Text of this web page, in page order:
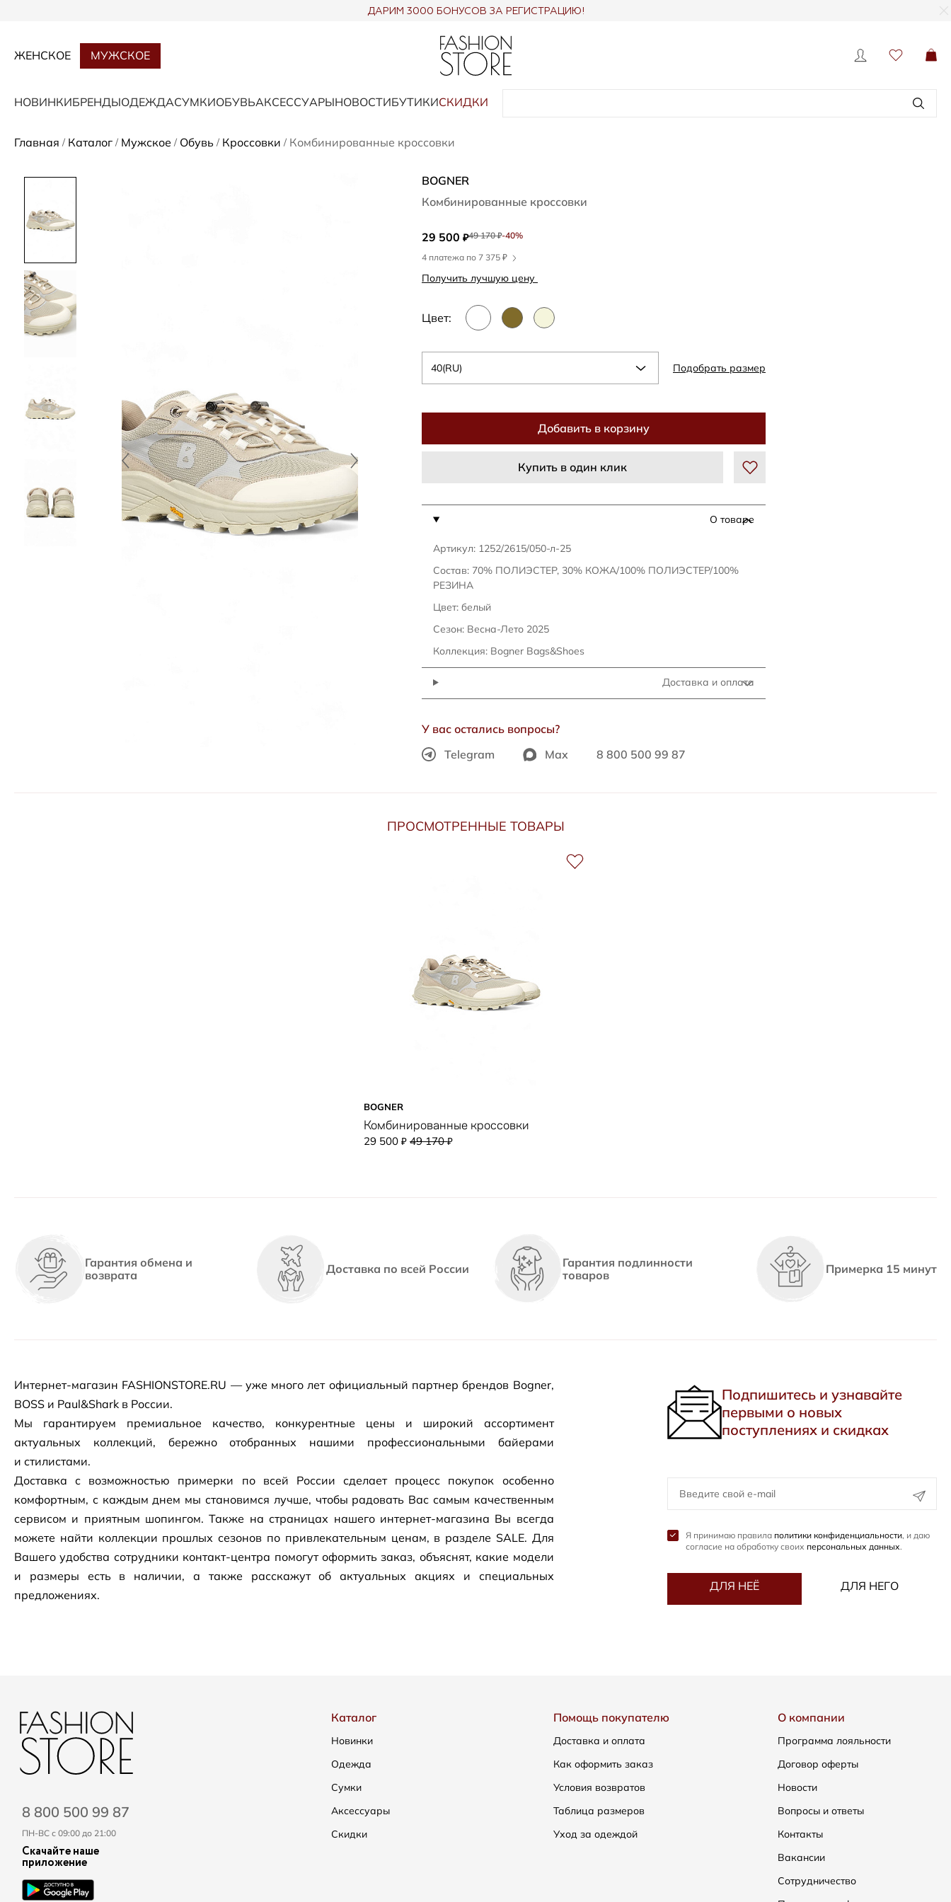
ДАРИМ 3000 БОНУСОВ ЗА РЕГИСТРАЦИЮ!
ЖЕНСКОЕ МУЖСКОЕ
НОВИНКИБРЕНДЫОДЕЖДАСУМКИОБУВЬАКСЕССУАРЫНОВОСТИБУТИКИСКИДКИ
Главная / Каталог / Мужское / Обувь / Кроссовки / Комбинированные кроссовки
BOGNER
Комбинированные кроссовки
29 500 ₽49 170₽-40%
4 платежа по 7 375 ₽
Получить лучшую цену
Цвет:
40(RU) Подобрать размер
Добавить в корзину
Купить в один клик
О товаре
Артикул: 1252/2615/050-л-25
Состав: 70% ПОЛИЭСТЕР, 30% КОЖА/100% ПОЛИЭСТЕР/100%
РЕЗИНА
Цвет: белый
Сезон: Весна-Лето 2025
Коллекция: Bogner Bags&Shoes
Доставка и оплата
У вас остались вопросы?
Telegram
Max 8 800 500 99 87
ПРОСМОТРЕННЫЕ ТОВАРЫ
BOGNER
Комбинированные кроссовки
29 500 ₽ 49 170₽
Гарантия обмена и
возврата
Доставка по всей России
Гарантия подлинности
товаров
Примерка 15 минут
Интернет-магазин FASHIONSTORE.RU — уже много лет официальный партнер брендов Bogner,
BOSS и Paul&Shark в России.
Мы гарантируем премиальное качество, конкурентные цены и широкий ассортимент
актуальных коллекций, бережно отобранных нашими профессиональными байерами
и стилистами.
Доставка с возможностью примерки по всей России сделает процесс покупок особенно
комфортным, с каждым днем мы становимся лучше, чтобы радовать Вас самым качественным
сервисом и приятным шопингом. Также на страницах нашего интернет-магазина Вы всегда
можете найти коллекции прошлых сезонов по привлекательным ценам, в разделе SALE. Для
Вашего удобства сотрудники контакт-центра помогут оформить заказ, объяснят, какие модели
и размеры есть в наличии, а также расскажут об актуальных акциях и специальных
предложениях.
Подпишитесь и узнавайте
первыми о новых
поступлениях и скидках
Я принимаю правила политики конфиденциальности, и даю
согласие на обработку своих персональных данных.
ДЛЯ НЕЁ ДЛЯ НЕГО
8 800 500 99 87
ПН-ВС с 09:00 до 21:00
Скачайте наше
приложение
Каталог
Новинки
Одежда
Сумки
Аксессуары
Скидки
Помощь покупателю
Доставка и оплата
Как оформить заказ
Условия возвратов
Таблица размеров
Уход за одеждой
О компании
Программа лояльности
Договор оферты
Новости
Вопросы и ответы
Контакты
Вакансии
Сотрудничество